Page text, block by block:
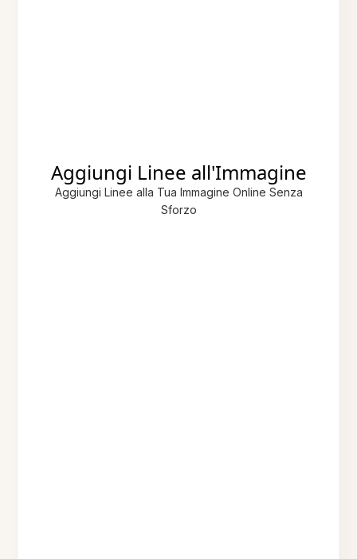
Aggiungi Linee all'Immagine
Aggiungi Linee alla Tua Immagine Online Senza
Sforzo